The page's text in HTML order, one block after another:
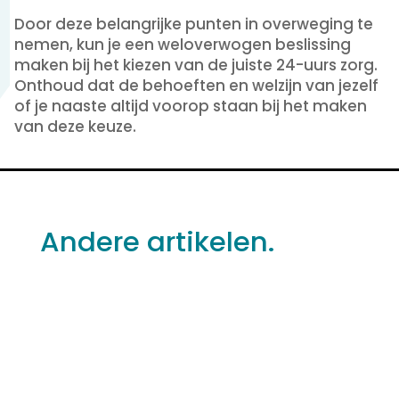
Door deze belangrijke punten in overweging te
nemen, kun je een weloverwogen beslissing
maken bij het kiezen van de juiste 24-uurs zorg.
Onthoud dat de behoeften en welzijn van jezelf
of je naaste altijd voorop staan bij het maken
van deze keuze.
Andere artikelen.